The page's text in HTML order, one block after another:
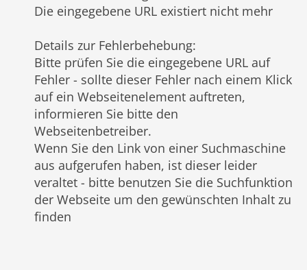
Die eingegebene URL existiert nicht mehr
Details zur Fehlerbehebung:
Bitte prüfen Sie die eingegebene URL auf
Fehler - sollte dieser Fehler nach einem Klick
auf ein Webseitenelement auftreten,
informieren Sie bitte den
Webseitenbetreiber.
Wenn Sie den Link von einer Suchmaschine
aus aufgerufen haben, ist dieser leider
veraltet - bitte benutzen Sie die Suchfunktion
der Webseite um den gewünschten Inhalt zu
finden